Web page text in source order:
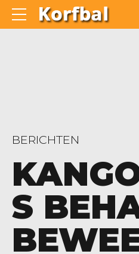
BERICHTEN
S